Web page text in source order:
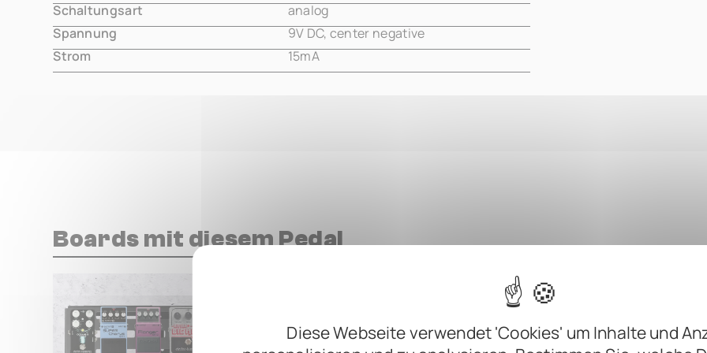
Diese Webseite verwendet 'Cookies' um Inhalte und
Schaltungsart
analog
Spannung
9V DC, center negative
Strom
15mA
Boards mit diesem Pedal
RMbyRob Maas